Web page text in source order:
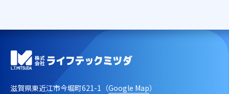
滋賀県東近江市今堀町621-1（Google Map）